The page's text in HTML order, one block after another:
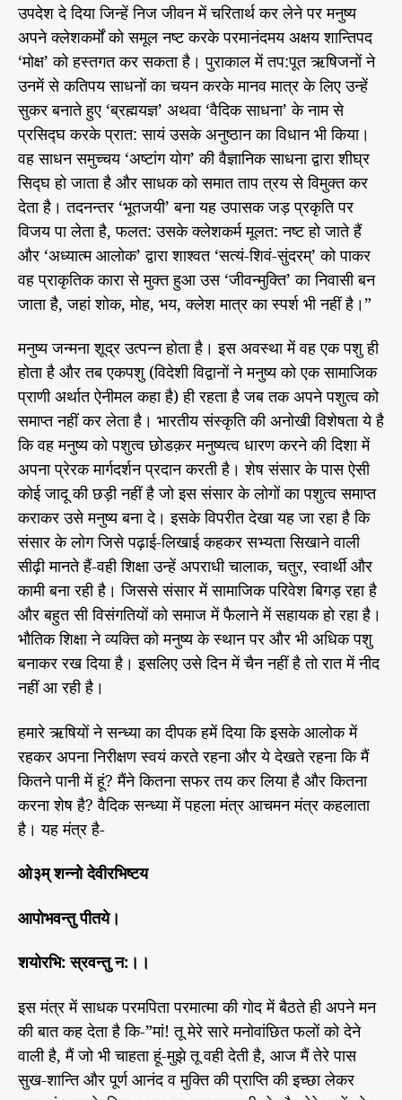
उपदेश दे दिया जिन्हें निज जीवन में चरितार्थ कर लेने पर मनुष्य
अपने क्लेशकर्मों को समूल नष्ट करके परमानंदमय अक्षय शान्तिपद
‘मोक्ष’ को हस्तगत कर सकता है। पुराकाल में तप:पूत ऋषिजनों ने
उनमें से कतिपय साधनों का चयन करके मानव मात्र के लिए उन्हें
सुकर बनाते हुए ‘ब्रह्मयज्ञ’ अथवा ‘वैदिक साधना’ के नाम से
प्रसिद्घ करके प्रात: सायं उसके अनुष्ठान का विधान भी किया।
वह साधन समुच्चय ‘अष्टांग योग’ की वैज्ञानिक साधना द्वारा शीघ्र
सिद्घ हो जाता है और साधक को समात ताप त्रय से विमुक्त कर
देता है। तदनन्तर ‘भूतजयी’ बना यह उपासक जड़ प्रकृति पर
विजय पा लेता है, फलत: उसके क्लेशकर्म मूलत: नष्ट हो जाते हैं
और ‘अध्यात्म आलोक’ द्वारा शाश्वत ‘सत्यं-शिवं-सुंदरम्’ को पाकर
वह प्राकृतिक कारा से मुक्त हुआ उस ‘जीवन्मुक्ति’ का निवासी बन
जाता है, जहां शोक, मोह, भय, क्लेश मात्र का स्पर्श भी नहीं है।”
मनुष्य जन्मना शूद्र उत्पन्न होता है। इस अवस्था में वह एक पशु ही
होता है और तब एकपशु (विदेशी विद्वानों ने मनुष्य को एक सामाजिक
प्राणी अर्थात ऐनीमल कहा है) ही रहता है जब तक अपने पशुत्व को
समाप्त नहीं कर लेता है। भारतीय संस्कृति की अनोखी विशेषता ये है
कि वह मनुष्य को पशुत्व छोडक़र मनुष्यत्व धारण करने की दिशा में
अपना प्रेरक मार्गदर्शन प्रदान करती है। शेष संसार के पास ऐसी
कोई जादू की छड़ी नहीं है जो इस संसार के लोगों का पशुत्व समाप्त
कराकर उसे मनुष्य बना दे। इसके विपरीत देखा यह जा रहा है कि
संसार के लोग जिसे पढ़ाई-लिखाई कहकर सभ्यता सिखाने वाली
सीढ़ी मानते हैं-वही शिक्षा उन्हें अपराधी चालाक, चतुर, स्वार्थी और
कामी बना रही है। जिससे संसार में सामाजिक परिवेश बिगड़ रहा है
और बहुत सी विसंगतियों को समाज में फैलाने में सहायक हो रहा है।
भौतिक शिक्षा ने व्यक्ति को मनुष्य के स्थान पर और भी अधिक पशु
बनाकर रख दिया है। इसलिए उसे दिन में चैन नहीं है तो रात में नीद
नहीं आ रही है।
हमारे ऋषियों ने सन्ध्या का दीपक हमें दिया कि इसके आलोक में
रहकर अपना निरीक्षण स्वयं करते रहना और ये देखते रहना कि मैं
कितने पानी में हूं? मैंने कितना सफर तय कर लिया है और कितना
करना शेष है? वैदिक सन्ध्या में पहला मंत्र आचमन मंत्र कहलाता
है। यह मंत्र है-
ओ३म् शन्नो देवीरभिष्टय
आपोभवन्तु पीतये।
शयोरभि: स्रवन्तु न:।।
इस मंत्र में साधक परमपिता परमात्मा की गोद में बैठते ही अपने मन
की बात कह देता है कि-”मां! तू मेरे सारे मनोवांछित फलों को देने
वाली है, मैं जो भी चाहता हूं-मुझे तू वही देती है, आज मैं तेरे पास
सुख-शान्ति और पूर्ण आनंद व मुक्ति की प्राप्ति की इच्छा लेकर